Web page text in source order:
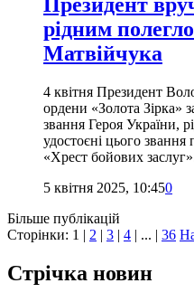
Президент
рідним
Матвійчука
4 квітня Президент
ордени «Золота Зірка»
звання Героя України,
удостоєні цього
«Хрест бойових
5 квітня 2025, 10:450
Більше публікацій
Сторінки: 1 | 2 | 3 | 4 | ... | 36
Стрічка новин